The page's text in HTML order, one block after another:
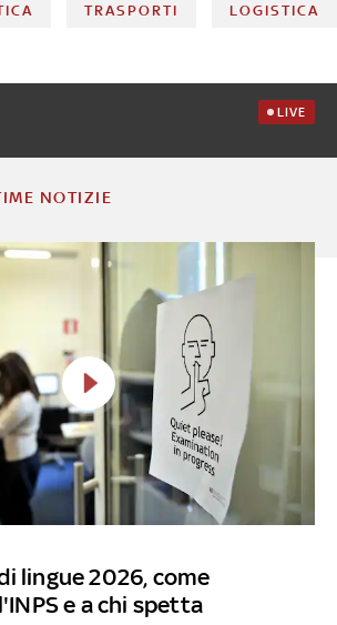
TRASPORTI LOGISTICA
LIVE
NOTIZIE
lingue 2026, come
e a chi spetta